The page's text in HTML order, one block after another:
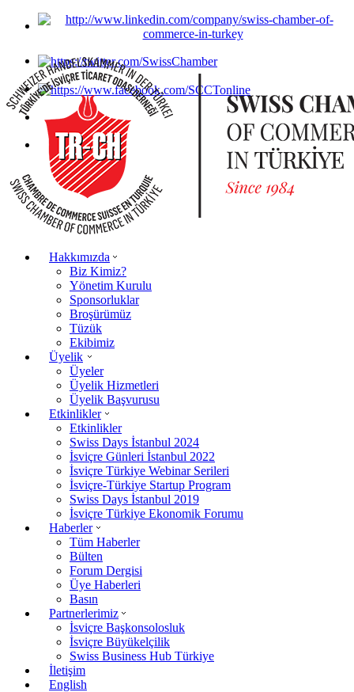
Hakkımızda
Biz Kimiz?
Yönetim Kurulu
Sponsorluklar
Broşürümüz
Tüzük
Ekibimiz
Üyelik
Üyeler
Üyelik Hizmetleri
Üyelik Başvurusu
Etkinlikler
Etkinlikler
Swiss Days İstanbul 2024
İsviçre Günleri İstanbul 2022
İsviçre Türkiye Webinar Serileri
İsviçre-Türkiye Startup Program
Swiss Days İstanbul 2019
İsviçre Türkiye Ekonomik Forumu
Haberler
Tüm Haberler
Bülten
Forum Dergisi
Üye Haberleri
Basın
Partnerlerimiz
İsviçre Başkonsolosluk
İsviçre Büyükelçilik
Swiss Business Hub Türkiye
İletişim
English